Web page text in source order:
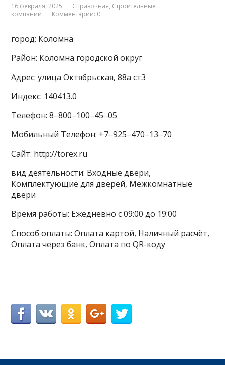
16 февраля, 2025 Справочная, Строительные
компании
Комментарии: 0
город: Коломна
Район: Коломна городской округ
Адрес: улица Октябрьская, 88а ст3
Индекс: 140413.0
Телефон: 8‒800‒100‒45‒05
Мобильный Телефон: +7‒925‒470‒13‒70
Сайт: http://torex.ru
вид деятельности: Входные двери,
Комплектующие для дверей, Межкомнатные
двери
Время работы: Ежедневно с 09:00 до 19:00
Способ оплаты: Оплата картой, Наличный расчёт,
Оплата через банк, Оплата по QR-коду